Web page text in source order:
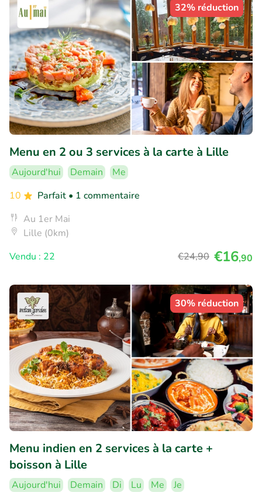
32% réduction
Menu en 2 ou 3 services à la carte à Lille
Aujourd'hui Demain
Me
10
Parfait • 1 commentaire
Au 1er Mai
Lille (0km)
Vendu : 22
€24,90 €16,90
30% réduction
Menu indien en 2 services à la carte +
boisson à Lille
Aujourd'hui Demain Di Lu Me
Je